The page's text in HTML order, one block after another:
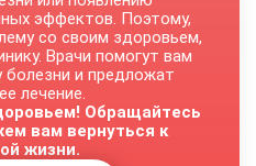
эффектов. Поэтому,
со своим здоровьем,
Врачи помогут вам
болезни и предложат
лечение.
Обращайтесь
вам вернуться к
жизни.